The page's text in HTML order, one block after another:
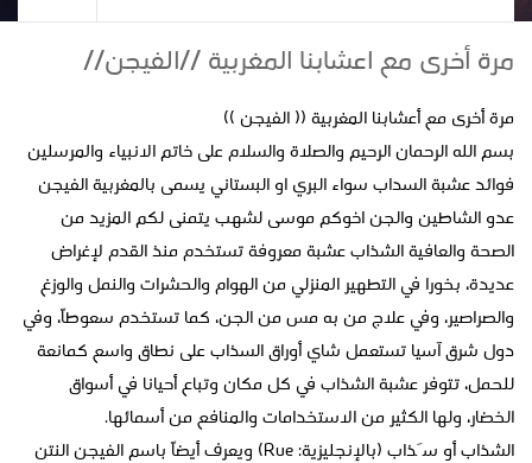
مرة أخرى مع اعشابنا المغربية //الفيجن//
مرة أخرى مع أعشابنا المغربية (( الفيجن ))
بسم الله الرحمان الرحيم والصلاة والسلام على خاتم الانبياء والمرسلين
فوائد عشبة السداب سواء البري او البستاني يسمى بالمغربية الفيجن
عدو الشاطين والجن اخوكم موسى لشهب يتمنى لكم المزيد من
الصحة والعافية الشذاب عشبة معروفة تستخدم منذ القدم لإغراض
عديدة، بخورا في التطهير المنزلي من الهوام والحشرات والنمل والوزغ
والصراصير، وفي علاج من به مس من الجن، كما تستخدم سعوطاً، وفي
دول شرق آسيا تستعمل شاي أوراق السذاب على نطاق واسع كمانعة
للحمل، تتوفر عشبة الشذاب في كل مكان وتباع أحيانا في أسواق
الخضار، ولها الكثير من الاستخدامات والمنافع من أسمائها.
الشذاب أو سَذاب (بالإنجليزية: Rue) ويعرف أيضاً باسم الفيجن النتن